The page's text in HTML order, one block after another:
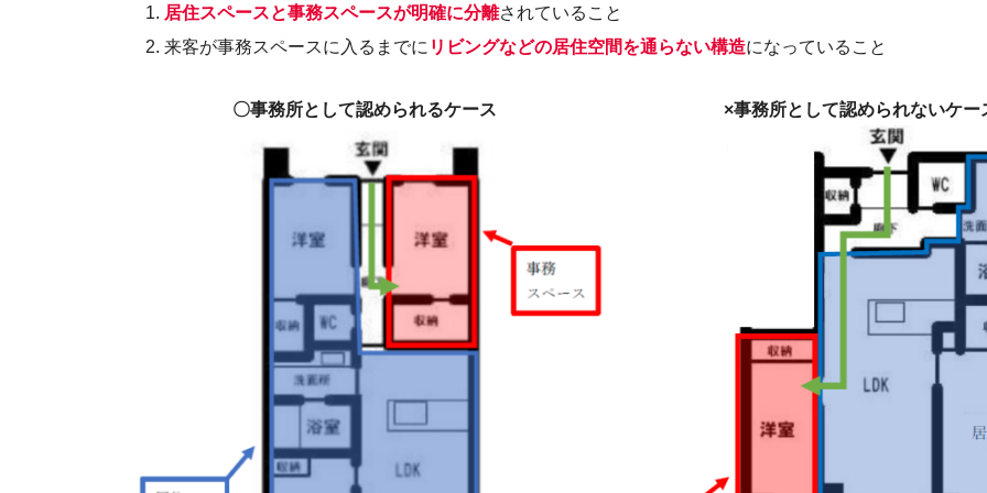
居住スペースと事務スペースが明確に分離されていること
来客が事務スペースに入るまでに リビングなどの居住空間を通らない構造になっていること
〇事務所として認められるケース ×事務所として認められないケー